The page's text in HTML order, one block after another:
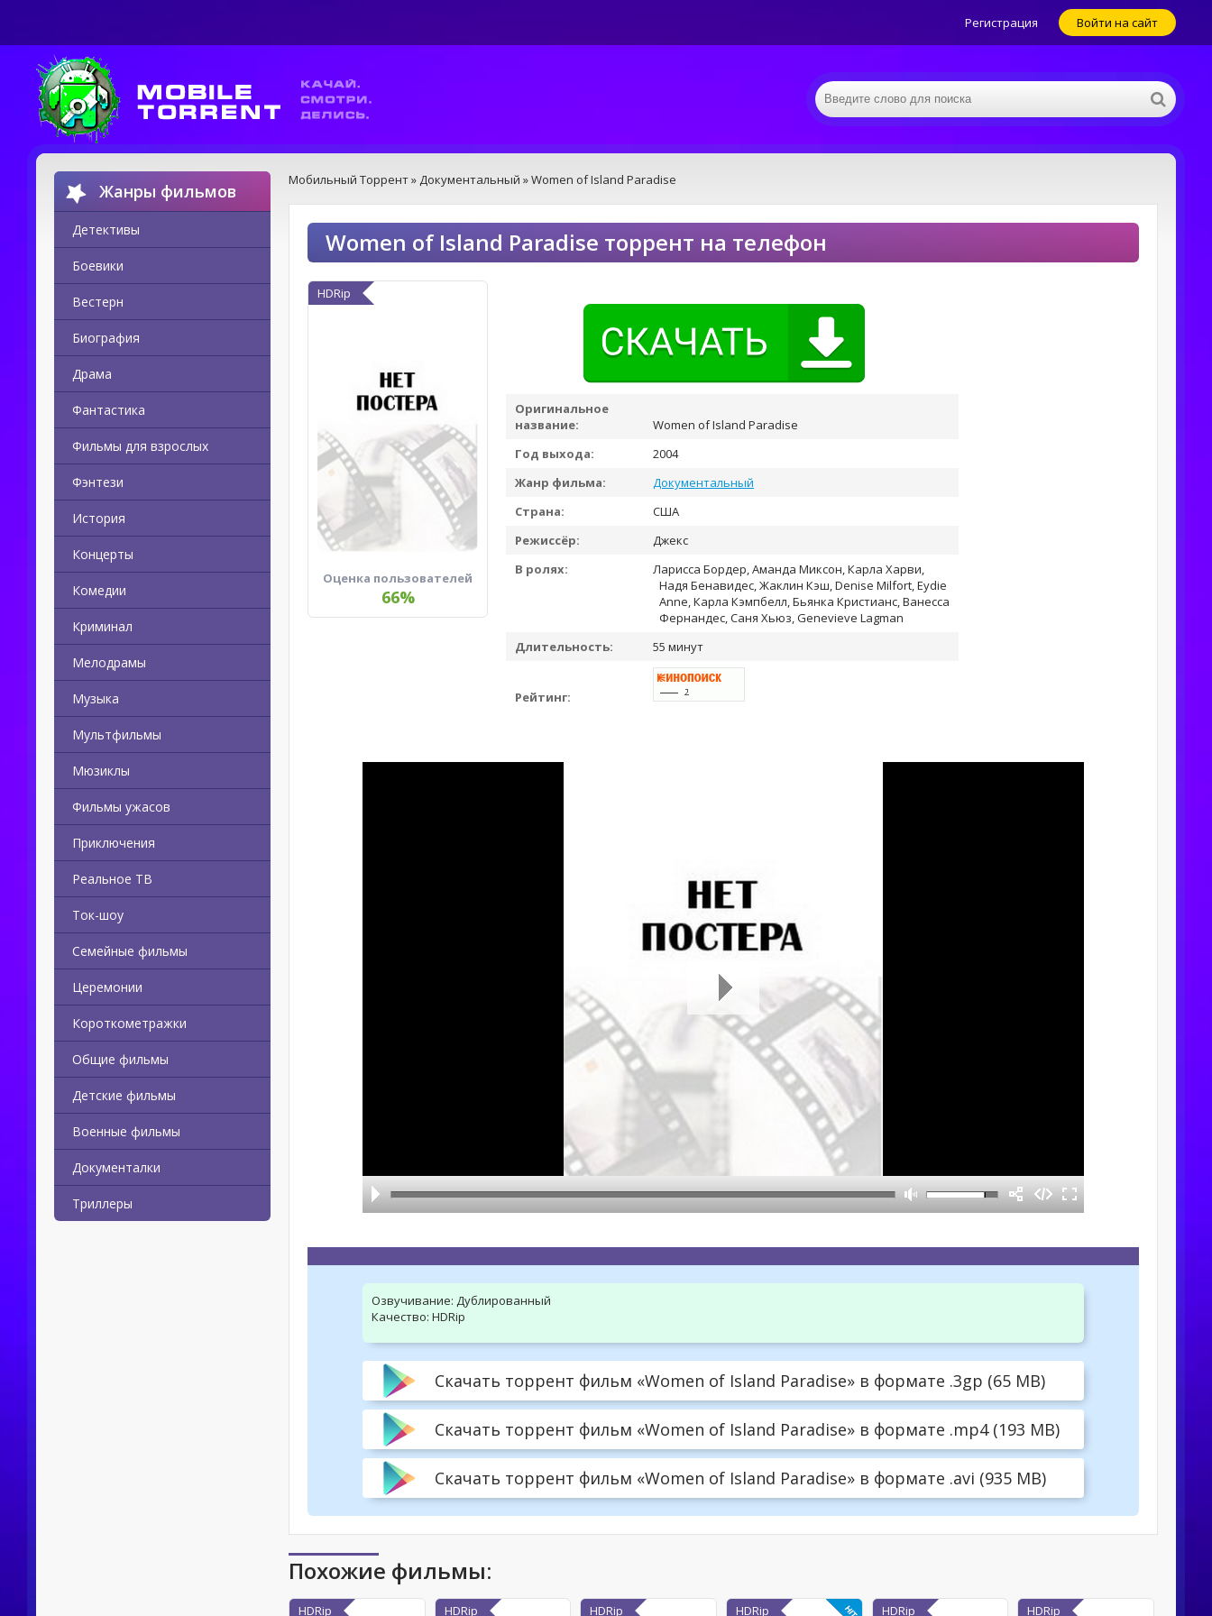
Регистрация Войти на сайт
Жанры фильмов
Детективы
Боевики
Вестерн
Биография
Драма
Фантастика
Фильмы для взрослых
Фэнтези
История
Концерты
Комедии
Криминал
Мелодрамы
Музыка
Мультфильмы
Мюзиклы
Фильмы ужасов
Приключения
Реальное ТВ
Ток-шоу
Семейные фильмы
Церемонии
Короткометражки
Общие фильмы
Детские фильмы
Военные фильмы
Документалки
Триллеры
Мобильный Торрент» Документальный » Women of Island Paradise
Women of Island Paradise торрент на телефон
HDRip
Оценка пользователей
66%
Оригинальное
название:
Women of Island Paradise
Год выхода:
2004
Жанр фильма:
Документальный
Страна:
США
Режиссёр:
Джекс
В ролях:
Ларисса Бордер, Аманда Миксон, Карла Харви,
Надя Бенавидес, Жаклин Кэш, Denise Milfort, Eydie
Anne, Карла Кэмпбелл, Бьянка Кристианс, Ванесса
Фернандес, Саня Хьюз, Genevieve Lagman
Длительность:
55 минут
Рейтинг:
Озвучивание: Дублированный
Качество: HDRip
Скачать торрент фильм «Women of Island Paradise» в формате .3gp (65 MB)
Скачать торрент фильм «Women of Island Paradise» в формате .mp4 (193 MB)
Скачать торрент фильм «Women of Island Paradise» в формате .avi (935 MB)
Похожие фильмы:
HDRip HDRip HDRip HDRip HDRip HDRip